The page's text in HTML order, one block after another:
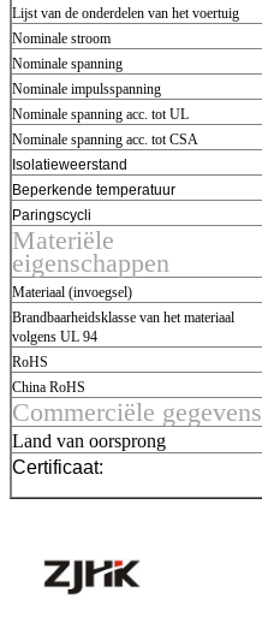
Lijst van de onderdelen van het voertuig
Nominale stroom
Nominale spanning
Nominale impulsspanning
Nominale spanning acc. tot UL
Nominale spanning acc. tot CSA
Isolatieweerstand
Beperkende temperatuur
Paringscycli
Materiële
eigenschappen
Materiaal (invoegsel)
Brandbaarheidsklasse van het materiaal
volgens UL 94
RoHS
China RoHS
Commerciële gegevens
Land van oorsprong
Certificaat: